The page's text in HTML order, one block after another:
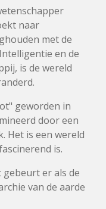
naar
met de
en de
is de wereld
geworden in
door een
Het is een wereld
is.
gebeurt er als de
van de aarde